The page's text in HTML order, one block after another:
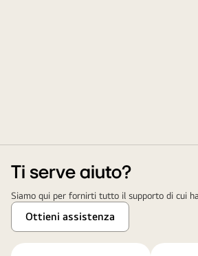
Ti serve aiuto?
Siamo qui per fornirti tutto il supporto di cui
Ottieni assistenza